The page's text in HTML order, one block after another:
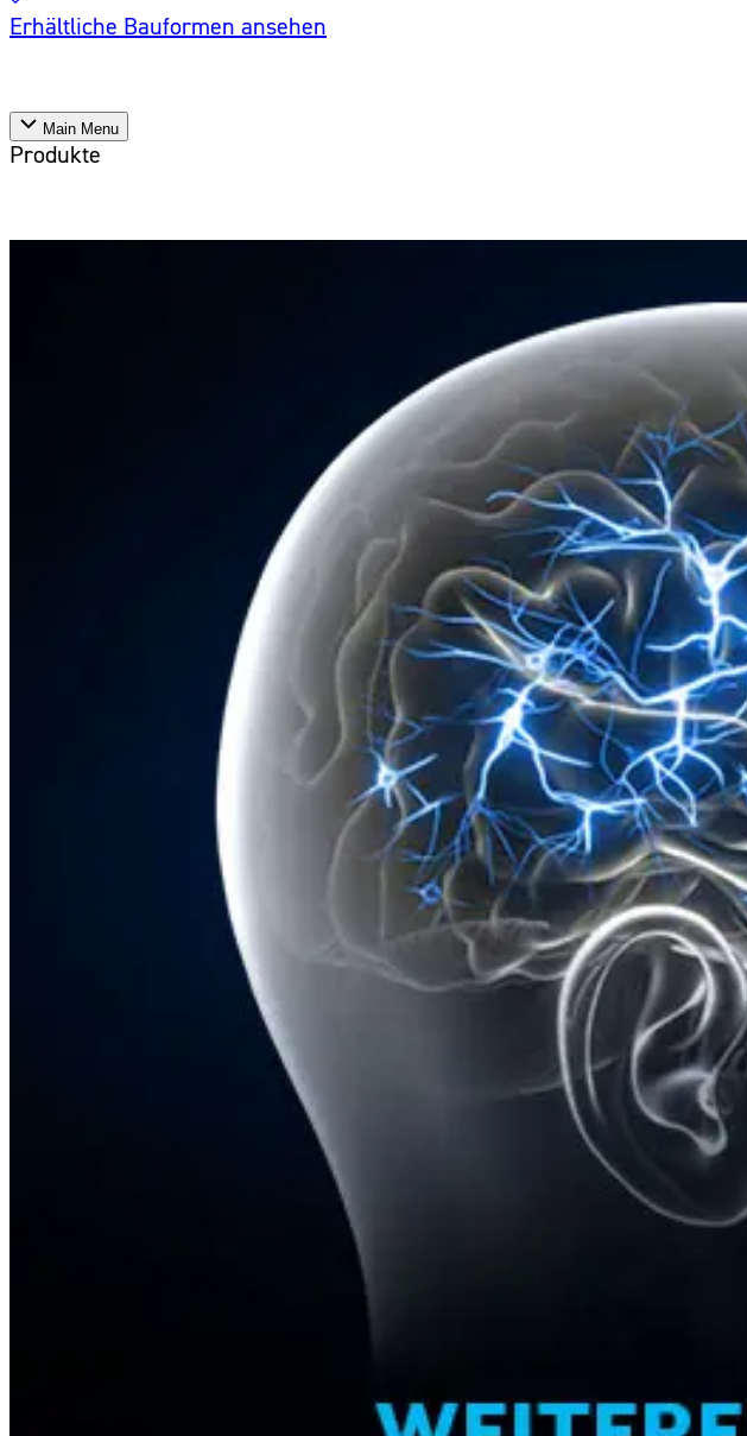
Erhältliche Bauformen ansehen
Main Menu
Produkte